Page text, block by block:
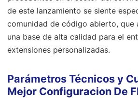
de este lanzamiento se siente
comunidad de código abierto, que
una base de alta calidad para el
extensiones personalizadas.
Parámetros Técnicos y
Mejor Configuracion De